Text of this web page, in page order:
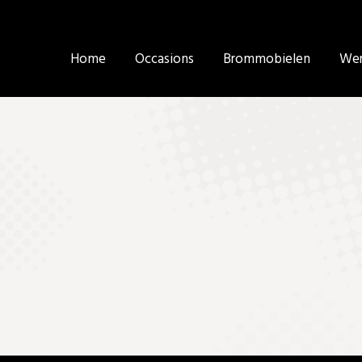
Home Occasions Brommobielen
Home Occasions Brommobielen